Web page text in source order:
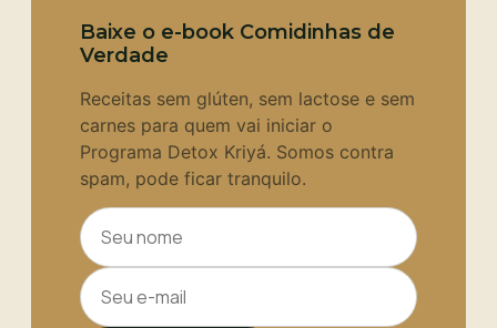
Baixe o e-book Comidinhas de
Verdade
Receitas sem glúten, sem lactose e sem
carnes para quem vai iniciar o
Programa Detox Kriyá. Somos contra
spam, pode ficar tranquilo.